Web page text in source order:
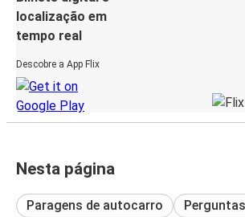
localização em
tempo real
Descobre a App Flix
Nesta página
Paragens de autocarro